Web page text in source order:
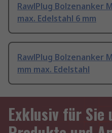
RawlPlug Bolzenanker
max. Edelstahl 6 mm
RawlPlug Bolzenanker
mm max. Edelstahl
Exklusiv für Sie